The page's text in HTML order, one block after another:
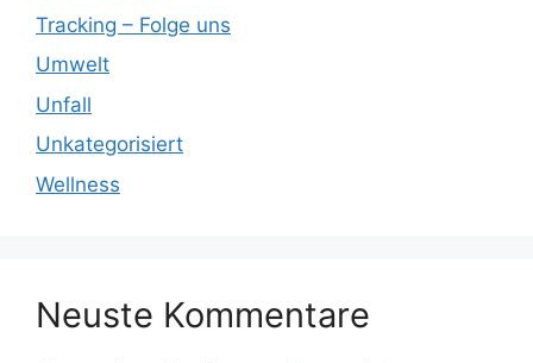
Tracking – Folge uns
Umwelt
Unfall
Unkategorisiert
Wellness
Neuste Kommentare